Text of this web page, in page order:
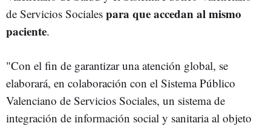
de Servicios Sociales para que accedan al mismo
paciente.
"Con el fin de garantizar una atención global, se
elaborará, en colaboración con el Sistema Público
Valenciano de Servicios Sociales, un sistema de
integración de información social y sanitaria al objeto